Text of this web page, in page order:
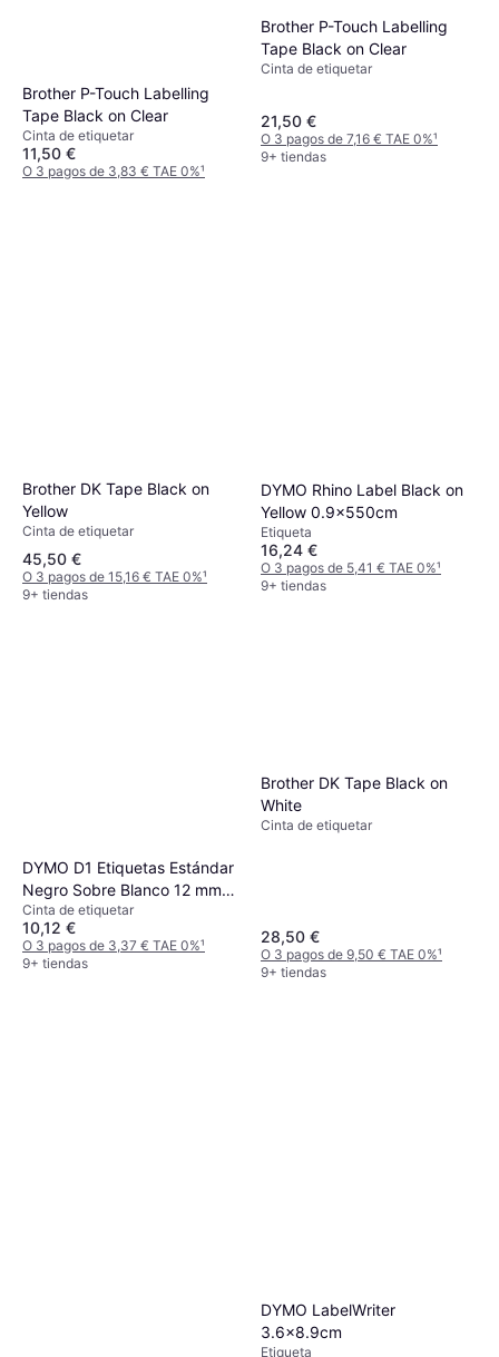
Brother P-Touch Labelling
Tape Black on Clear
Cinta de etiquetar
11,50 €
O 3 pagos de 3,83 € TAE 0%¹
Brother P-Touch Labelling
Tape Black on Clear
Cinta de etiquetar
21,50 €
O 3 pagos de 7,16 € TAE 0%¹
9+ tiendas
Brother DK Tape Black on
Yellow
Cinta de etiquetar
45,50 €
O 3 pagos de 15,16 € TAE 0%¹
9+ tiendas
DYMO Rhino Label Black on
Yellow 0.9x550cm
Etiqueta
16,24 €
O 3 pagos de 5,41 € TAE 0%¹
9+ tiendas
DYMO D1 Etiquetas Estándar
Negro Sobre Blanco 12 mm x
7 m 1.2cmx7m
Cinta de etiquetar
10,12 €
O 3 pagos de 3,37 € TAE 0%¹
9+ tiendas
Brother DK Tape Black on
White
Cinta de etiquetar
28,50 €
O 3 pagos de 9,50 € TAE 0%¹
9+ tiendas
DYMO LabelWriter
3.6x8.9cm
Etiqueta